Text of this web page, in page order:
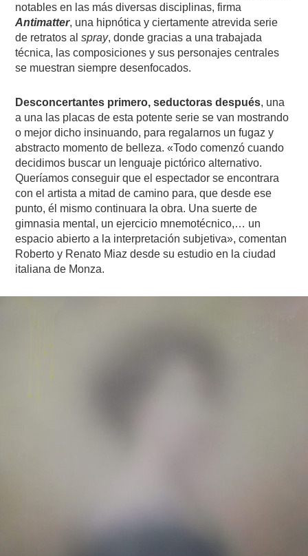
notables en las más diversas disciplinas, firma
Antimatter, una hipnótica y ciertamente atrevida serie
de retratos alspray, donde gracias a una trabajada
técnica, las composiciones y sus personajes centrales
se muestran siempre desenfocados.
Desconcertantes primero, seductoras después, una
a una las placas de esta potente serie se van mostrando
o mejor dicho insinuando, para regalarnos un fugaz y
abstracto momento de belleza. «Todo comenzó cuando
decidimos buscar un lenguaje pictórico alternativo.
Queríamos conseguir que el espectador se encontrara
con el artista a mitad de camino para, que desde ese
punto, él mismo continuara la obra. Una suerte de
gimnasia mental, un ejercicio mnemotécnico,… un
espacio abierto a la interpretación subjetiva», comentan
Roberto y Renato Miaz desde su estudio en la ciudad
italiana de Monza.